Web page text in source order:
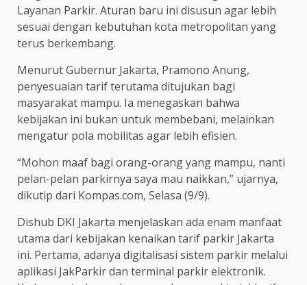
Layanan Parkir. Aturan baru ini disusun agar lebih
sesuai dengan kebutuhan kota metropolitan yang
terus berkembang.
Menurut Gubernur Jakarta, Pramono Anung,
penyesuaian tarif terutama ditujukan bagi
masyarakat mampu. Ia menegaskan bahwa
kebijakan ini bukan untuk membebani, melainkan
mengatur pola mobilitas agar lebih efisien.
“Mohon maaf bagi orang-orang yang mampu, nanti
pelan-pelan parkirnya saya mau naikkan,” ujarnya,
dikutip dari Kompas.com, Selasa (9/9).
Dishub DKI Jakarta menjelaskan ada enam manfaat
utama dari kebijakan kenaikan tarif parkir Jakarta
ini. Pertama, adanya digitalisasi sistem parkir melalui
aplikasi JakParkir dan terminal parkir elektronik.